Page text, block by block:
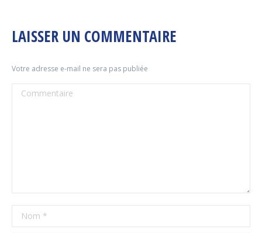
LAISSER UN COMMENTAIRE
Votre adresse e-mail ne sera pas publiée
Commentaire
Nom *